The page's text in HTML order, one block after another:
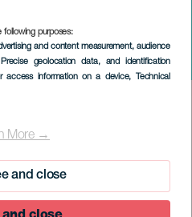
following purposes:
and content measurement, audience
geolocation data, and identification
access information on a device, Technical
More →
and close
Virgen de